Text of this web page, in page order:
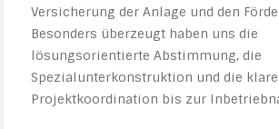
Versicherung der Anlage und den
Besonders überzeugt haben uns die
lösungsorientierte Abstimmung, die
Spezialunterkonstruktion und die klare
Projektkoordination bis zur